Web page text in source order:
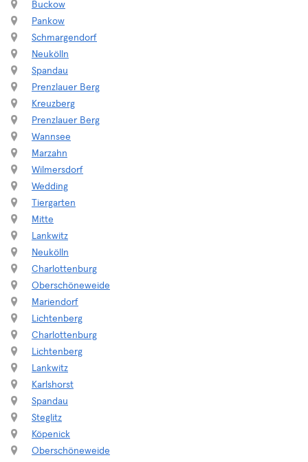
Buckow
Pankow
Schmargendorf
Neukölln
Spandau
Prenzlauer Berg
Kreuzberg
Prenzlauer Berg
Wannsee
Marzahn
Wilmersdorf
Wedding
Tiergarten
Mitte
Lankwitz
Neukölln
Charlottenburg
Oberschöneweide
Mariendorf
Lichtenberg
Charlottenburg
Lichtenberg
Lankwitz
Karlshorst
Spandau
Steglitz
Köpenick
Oberschöneweide